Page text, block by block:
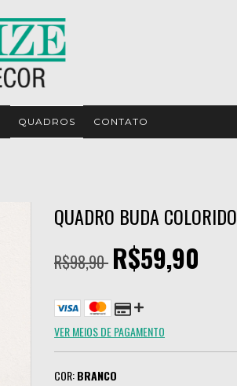
QUADROS CONTATO
QUADRO BUDA COLORIDO
R$98,90 R$59,90
VER MEIOS DE PAGAMENTO
COR:BRANCO